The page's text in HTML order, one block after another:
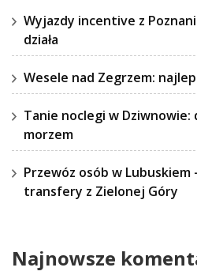
Wyjazdy incentive z
działa
Wesele nad Zegrzem:
Tanie noclegi w
morzem
Przewóz osób w
transfery z Zielonej Góry
Najnowsze